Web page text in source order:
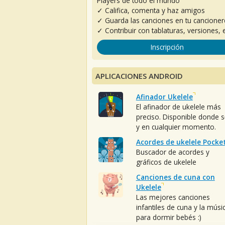
✓ Califica, comenta y haz amigos
✓ Guarda las canciones en tu
✓ Contribuir con tablaturas, versiones,
Inscripción
APLICACIONES ANDROID
Afinador Ukelele
El afinador de ukelele más
preciso. Disponible donde
y en cualquier momento.
Acordes de ukelele
Buscador de acordes y
gráficos de ukelele
Canciones de cuna con
Ukelele
Las mejores canciones
infantiles de cuna y la
para dormir bebés :)